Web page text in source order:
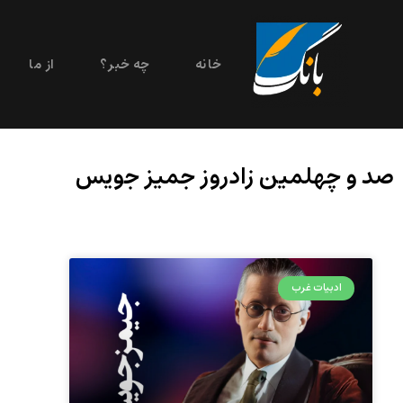
خانه چه خبر؟ از ما
صد و چهلمین زادروز جمیز جویس
ادبیات غرب